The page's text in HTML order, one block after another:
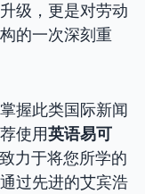
级，更是对劳动
的一次深刻重
握此类国际新闻
使用英语易可
力于将您所学的
过先进的艾宾浩